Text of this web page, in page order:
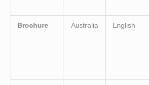
Brochure Australia English